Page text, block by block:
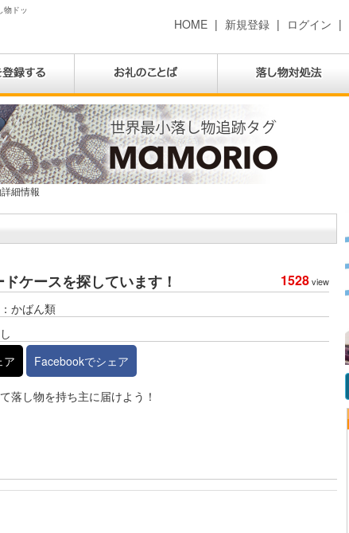
物ドッ
HOME | 新規登録 | ログイン |
細情報
1528view
ドケースを探しています！
かばん類
ア
Facebookでシェア
落し物を持ち主に届けよう！